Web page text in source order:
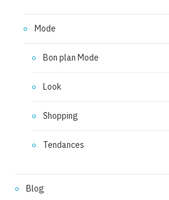
Mode
Bon plan Mode
Look
Shopping
Tendances
Blog